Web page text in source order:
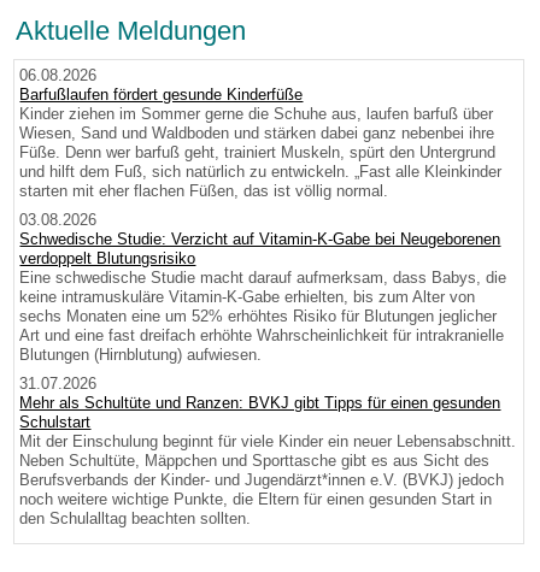
Aktuelle Meldungen
06.08.2026
Barfußlaufen fördert gesunde Kinderfüße
Kinder ziehen im Sommer gerne die Schuhe aus, laufen barfuß über
Wiesen, Sand und Waldboden und stärken dabei ganz nebenbei ihre
Füße. Denn wer barfuß geht, trainiert Muskeln, spürt den Untergrund
und hilft dem Fuß, sich natürlich zu entwickeln. „Fast alle Kleinkinder
starten mit eher flachen Füßen, das ist völlig normal.
03.08.2026
Schwedische Studie: Verzicht auf Vitamin-K-Gabe bei Neugeborenen
verdoppelt Blutungsrisiko
Eine schwedische Studie macht darauf aufmerksam, dass Babys, die
keine intramuskuläre Vitamin-K-Gabe erhielten, bis zum Alter von
sechs Monaten eine um 52% erhöhtes Risiko für Blutungen jeglicher
Art und eine fast dreifach erhöhte Wahrscheinlichkeit für intrakranielle
Blutungen (Hirnblutung) aufwiesen.
31.07.2026
Mehr als Schultüte und Ranzen: BVKJ gibt Tipps für einen gesunden
Schulstart
Mit der Einschulung beginnt für viele Kinder ein neuer Lebensabschnitt.
Neben Schultüte, Mäppchen und Sporttasche gibt es aus Sicht des
Berufsverbands der Kinder- und Jugendärzt*innen e.V. (BVKJ) jedoch
noch weitere wichtige Punkte, die Eltern für einen gesunden Start in
den Schulalltag beachten sollten.